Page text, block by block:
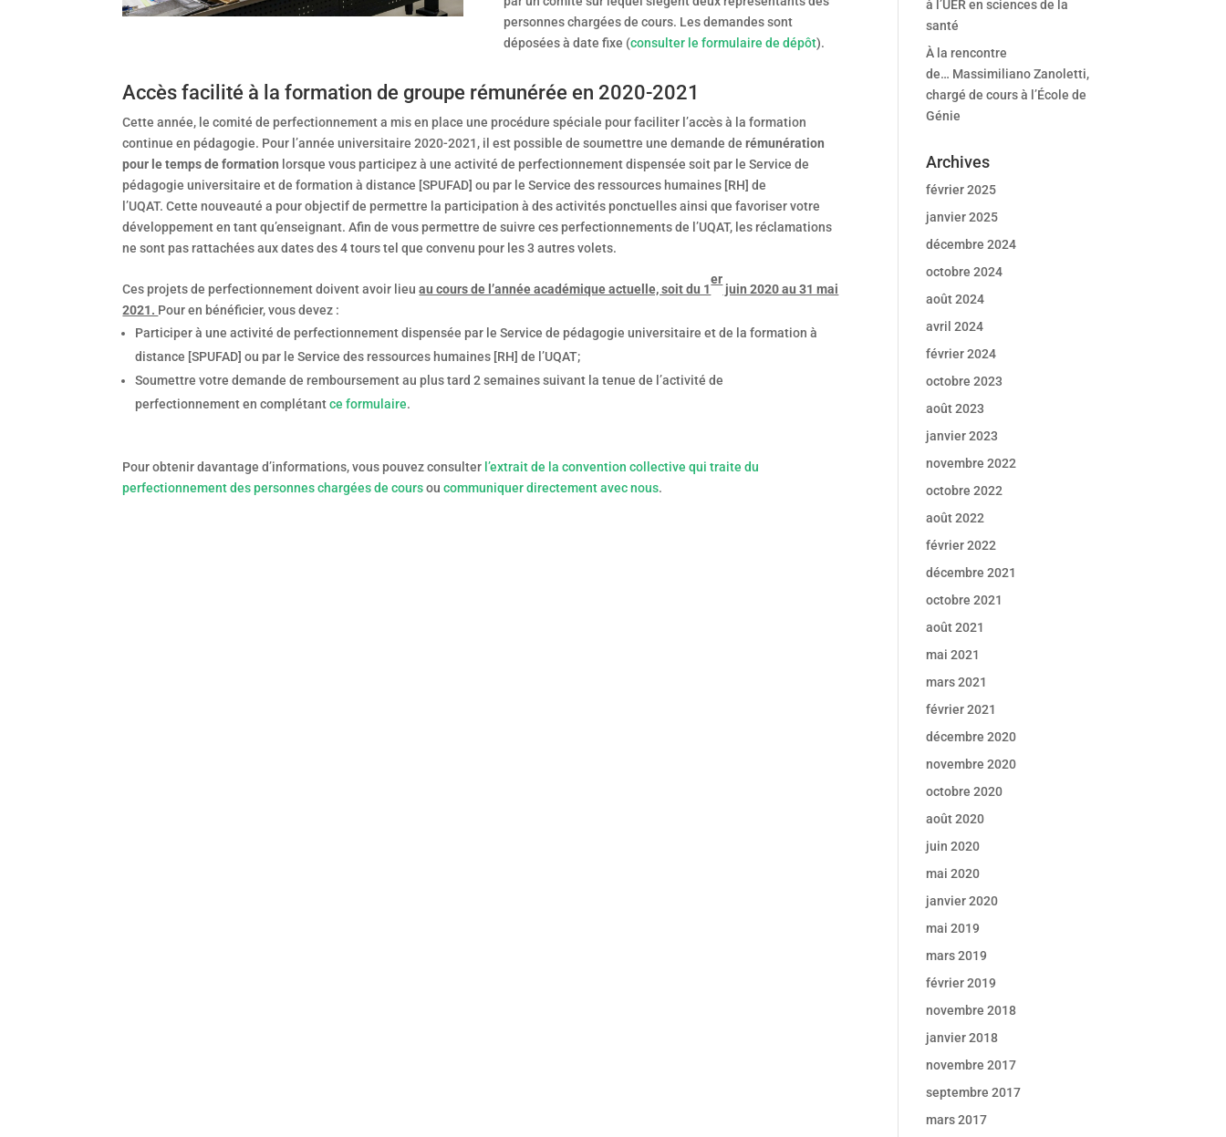
personnes chargées de cours. Les demandes sont
déposées à date fixe (consulter le formulaire de dépôt).
Accès facilité à la formation de groupe rémunérée en 2020-2021
Cette année, le comité de perfectionnement a mis en place une procédure spéciale pour faciliter l’accès à la formation
continue en pédagogie. Pour l’année universitaire 2020-2021, il est possible de soumettre une demande derémunération
pour le temps de formation lorsque vous participez à une activité de perfectionnement dispensée soit par le Service de
pédagogie universitaire et de formation à distance [SPUFAD] ou par le Service des ressources humaines [RH] de
l’UQAT. Cette nouveauté a pour objectif de permettre la participation à des activités ponctuelles ainsi que favoriser votre
développement en tant qu’enseignant. Afin de vous permettre de suivre ces perfectionnements de l’UQAT, les réclamations
ne sont pas rattachées aux dates des 4 tours tel que convenu pour les 3 autres volets.
Ces projets de perfectionnement doivent avoir lieuau cours de l’année académique actuelle, soit du 1
er
juin 2020 au 31 mai
2021. Pour en bénéficier, vous devez :
Participer à une activité de perfectionnement dispensée par le Service de pédagogie universitaire et de la formation à
distance [SPUFAD] ou par le Service des ressources humaines [RH] de l’UQAT;
Soumettre votre demande de remboursement au plus tard 2 semaines suivant la tenue de l’activité de
perfectionnement en complétantce formulaire.
Pour obtenir davantage d’informations, vous pouvez consulter l’extrait de la convention collective qui traite du
perfectionnement des personnes chargées de coursoucommuniquer directement avec nous.
à l’UER en sciences de la
santé
À la rencontre
de… Massimiliano Zanoletti,
chargé de cours à l’École de
Génie
Archives
février 2025
janvier 2025
décembre 2024
octobre 2024
août 2024
avril 2024
février 2024
octobre 2023
août 2023
janvier 2023
novembre 2022
octobre 2022
août 2022
février 2022
décembre 2021
octobre 2021
août 2021
mai 2021
mars 2021
février 2021
décembre 2020
novembre 2020
octobre 2020
août 2020
juin 2020
mai 2020
janvier 2020
mai 2019
mars 2019
février 2019
novembre 2018
janvier 2018
novembre 2017
septembre 2017
mars 2017